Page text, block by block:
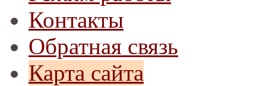
Контакты
Обратная связь
Карта сайта